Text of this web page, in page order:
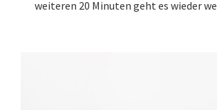
weiteren 20 Minuten geht es wieder